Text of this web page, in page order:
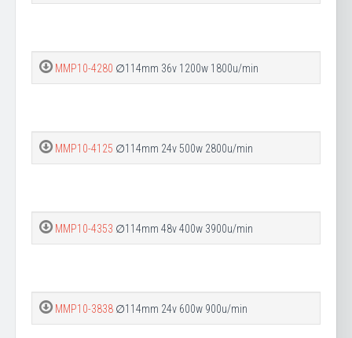
MMP10-4280 ∅114mm 36v 1200w 1800u/min
MMP10-4125 ∅114mm 24v 500w 2800u/min
MMP10-4353 ∅114mm 48v 400w 3900u/min
MMP10-3838 ∅114mm 24v 600w 900u/min